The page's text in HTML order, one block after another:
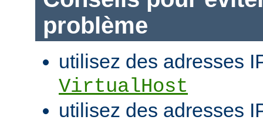
problème
utilisez des adresses
VirtualHost
utilisez des adresses